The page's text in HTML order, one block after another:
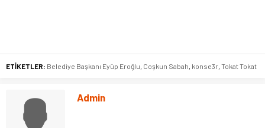
ETİKETLER: Belediye Başkanı Eyüp Eroğlu, Coşkun Sabah, konse3r, Tokat Tokat
Admin